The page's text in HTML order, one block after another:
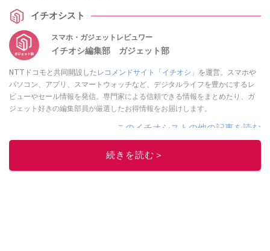
イチオシスト
スマホ・ガジェットレビュワー
イチオシ編集部 ガジェット部
NTTドコモと共同開設したレコメンドサイト「イチオシ」 を運営。スマホや
パソコン、アプリ、スマートウォッチなど、デジタルライフを豊かにするレ
ビューやセール情報を発信。専門家による信頼できる情報をまとめたり、ガ
ジェット好きの編集部員が厳選したお得情報をお届けします。
このイチオシストの他の記事を読む
続きを読む＞